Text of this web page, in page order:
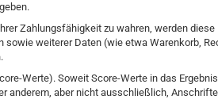
Zahlungsfähigkeit zu wahren, werden
weiterer Daten (wie etwa Warenkorb,
Werte). Soweit Score-Werte in das
anderem, aber nicht ausschließlich,